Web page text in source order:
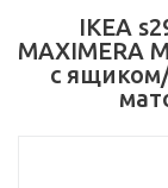
IKEA
с